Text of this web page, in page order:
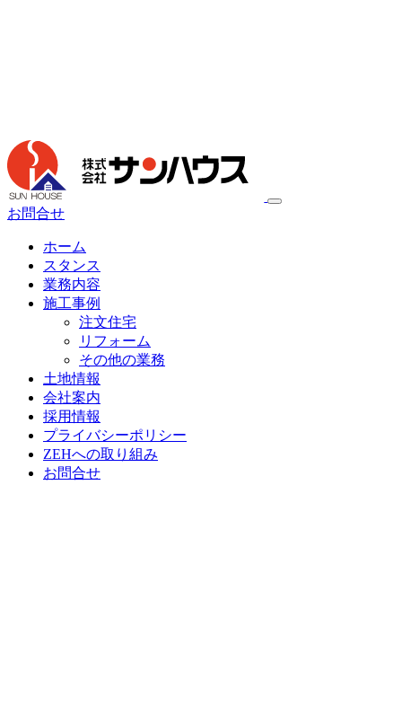
お問合せ
ホーム
スタンス
業務内容
施工事例
注文住宅
リフォーム
その他の業務
土地情報
会社案内
採用情報
プライバシーポリシー
ZEHへの取り組み
お問合せ